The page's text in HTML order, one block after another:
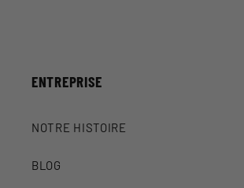
ENTREPRISE
NOTRE HISTOIRE
BLOG